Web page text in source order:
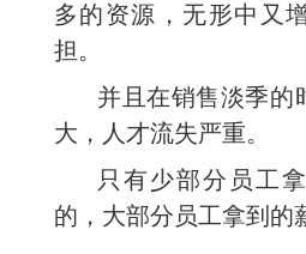
多的资源，无形中又
担。
并且在销售淡季的
大，人才流失严重。
只有少部分员工
的，大部分员工拿到的